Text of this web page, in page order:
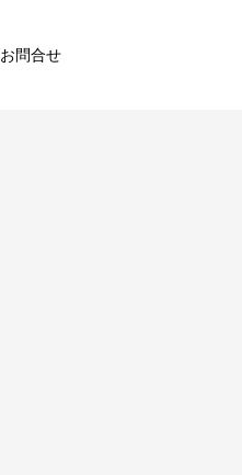
お問合せ